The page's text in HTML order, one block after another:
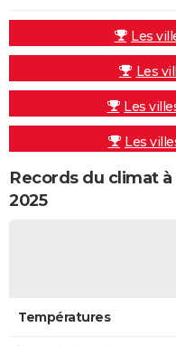
Les
Les
Les
Les
Records du climat
2025
Températures